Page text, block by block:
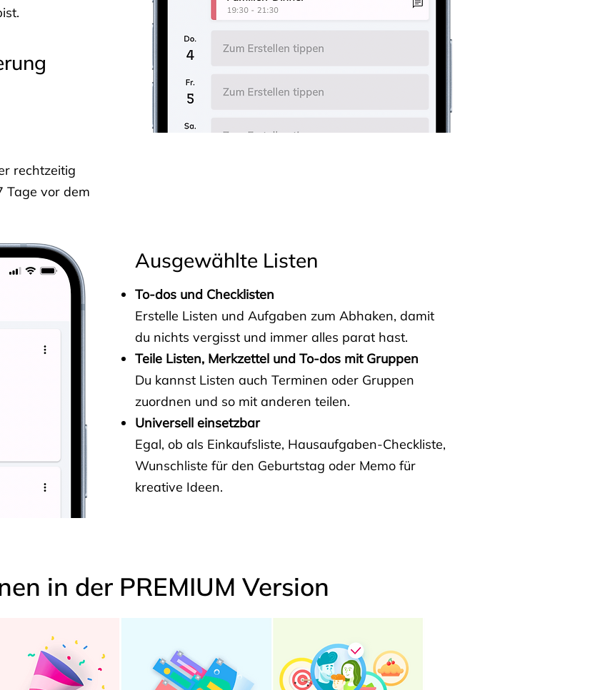
rechtzeitig
Tage vor dem
Ausgewählte Listen
To-dos und Checklisten
Erstelle Listen und Aufgaben zum Abhaken, damit
du nichts vergisst und immer alles parat hast.
Teile Listen, Merkzettel und To-dos mit Gruppen
Du kannst Listen auch Terminen oder Gruppen
zuordnen und so mit anderen teilen.
Universell einsetzbar
Egal, ob als Einkaufsliste, Hausaufgaben-Checkliste,
Wunschliste für den Geburtstag oder Memo für
kreative Ideen.
in der PREMIUM Version